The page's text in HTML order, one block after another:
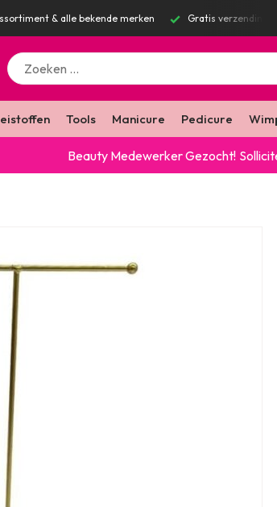
v.a. €100 excl. BTW Voor 16:00 besteld? Dezelfde
Tools Manicure Pedicure
Beauty Medewerker Gezocht!